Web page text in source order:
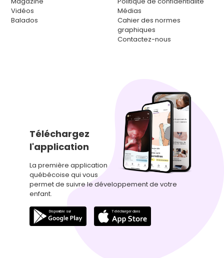
Vidéos
Balados
Médias
Cahier des normes
graphiques
Contactez-nous
Téléchargez
l'application
La première application
québécoise qui vous
permet de suivre le développement de votre
enfant.